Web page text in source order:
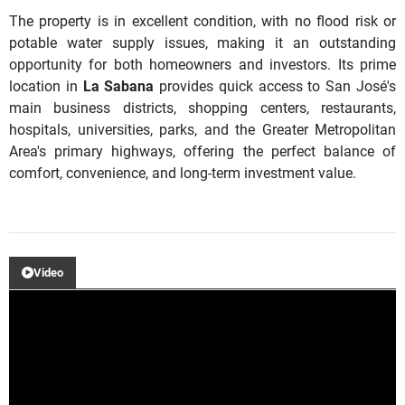
The property is in excellent condition, with no flood risk or
potable water supply issues, making it an outstanding
opportunity for both homeowners and investors. Its prime
location in La Sabana provides quick access to San José's
main business districts, shopping centers, restaurants,
hospitals, universities, parks, and the Greater Metropolitan
Area's primary highways, offering the perfect balance of
comfort, convenience, and long-term investment value.
Video